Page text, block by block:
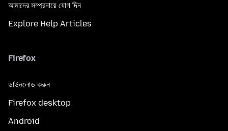
আমাদের সম্প্রদায়ে যোগ দিন
Explore Help Articles
Firefox
ডাউনলোড করুন
Firefox desktop
Android